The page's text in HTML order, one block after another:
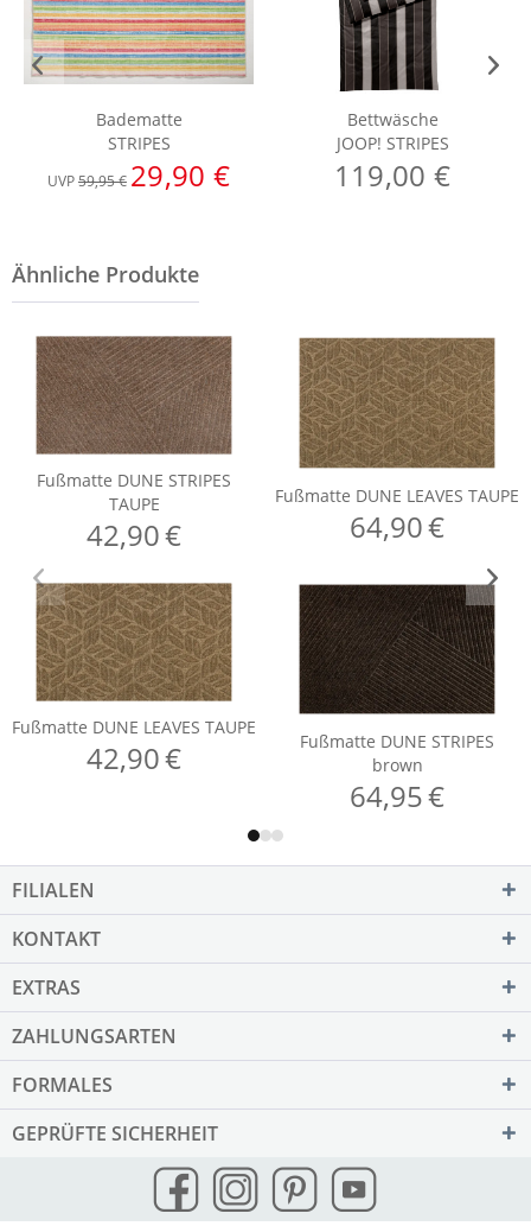
Badematte
STRIPES
UVP59,95 € 29,90 €
Bettwäsche
JOOP! STRIPES
119,00 €
FILIALEN
KONTAKT
EXTRAS
ZAHLUNGSARTEN
FORMALES
GEPRÜFTE SICHERHEIT